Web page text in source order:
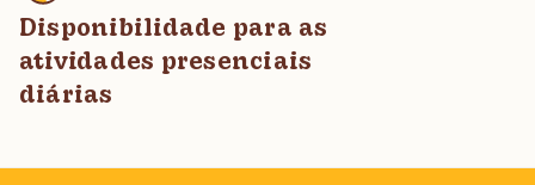
Disponibilidade para as
atividades presenciais
diárias